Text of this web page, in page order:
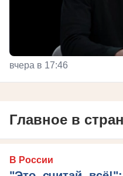
вчера в 17:46
Главное в
В России